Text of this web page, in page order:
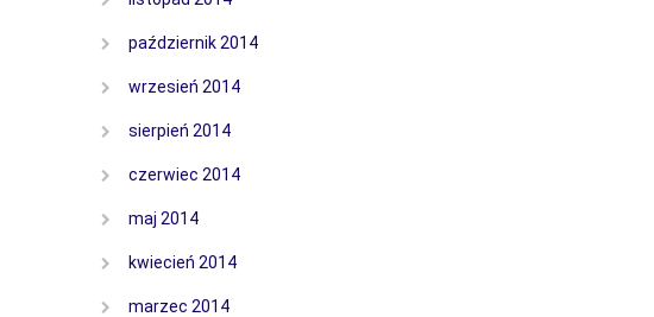
październik 2014
wrzesień 2014
sierpień 2014
czerwiec 2014
maj 2014
kwiecień 2014
marzec 2014